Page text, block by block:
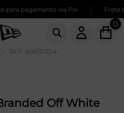
para pagamento via Pix Frete
0
REF: 60691204
Off White